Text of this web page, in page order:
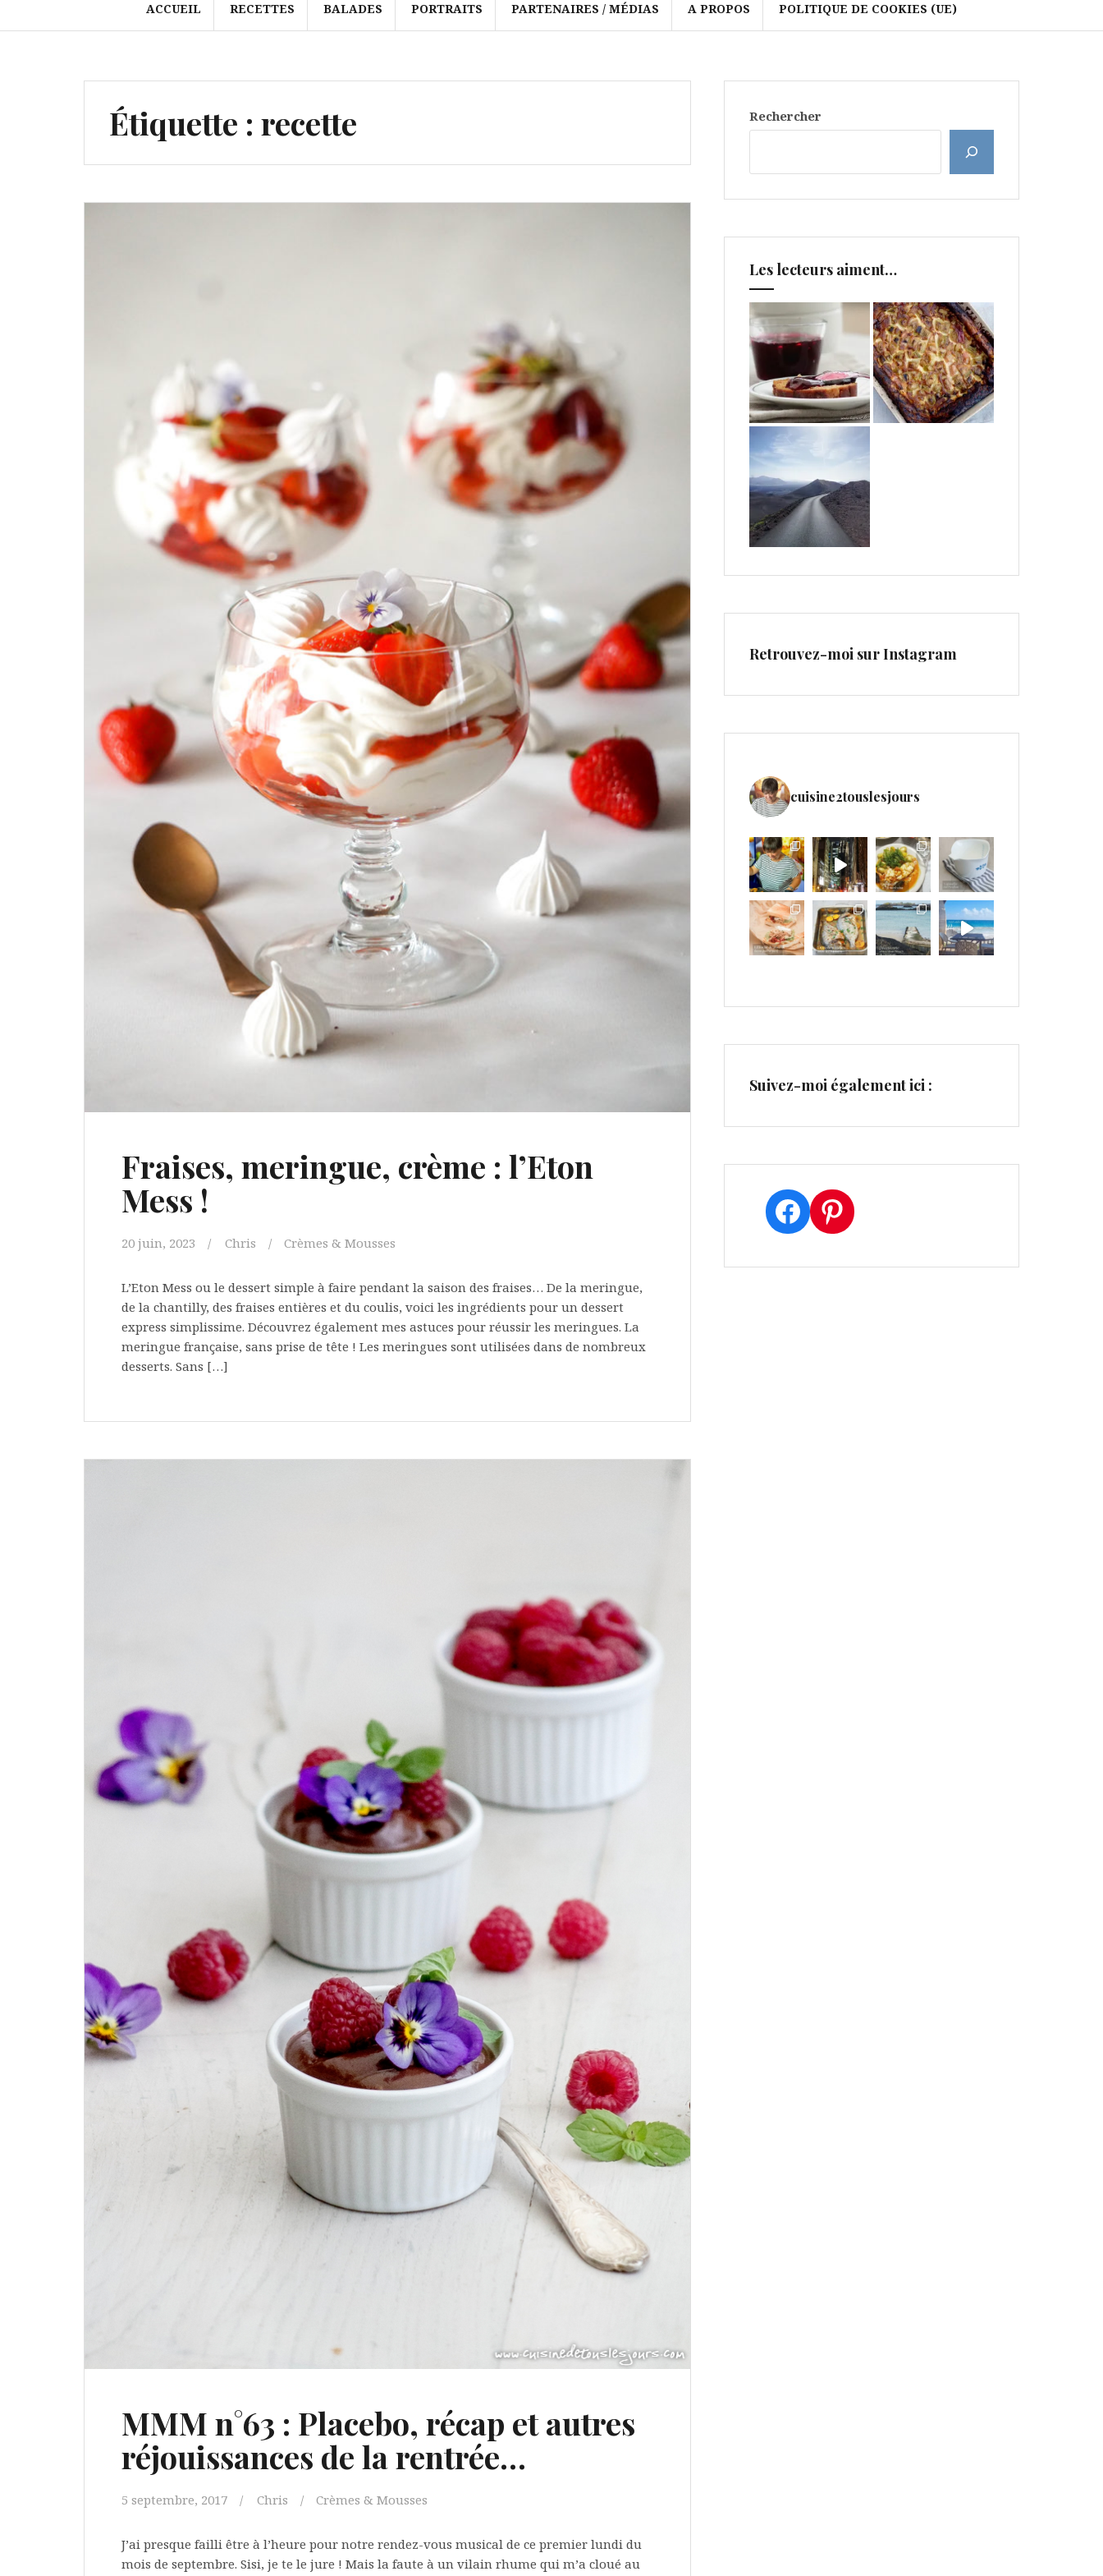
ACCUEIL RECETTES BALADES PORTRAITS PARTENAIRES / MÉDIAS A PROPOS POLITIQUE DE COOKIES (UE)
Étiquette : recette
Fraises, meringue, crème : l’Eton
Mess !
20 juin, 2023 Chris Crèmes & Mousses
L’Eton Mess ou le dessert simple à faire pendant la saison des fraises… De la meringue,
de la chantilly, des fraises entières et du coulis, voici les ingrédients pour un dessert
express simplissime. Découvrez également mes astuces pour réussir les meringues. La
meringue française, sans prise de tête ! Les meringues sont utilisées dans de nombreux
desserts. Sans […]
MMM n°63 : Placebo, récap et autres
réjouissances de la rentrée…
5 septembre, 2017 Chris Crèmes & Mousses
J’ai presque failli être à l’heure pour notre rendez-vous musical de ce premier lundi du
mois de septembre. Sisi, je te le jure ! Mais la faute à un vilain rhume qui m’a cloué au
Rechercher
Les lecteurs aiment…
Retrouvez-moi sur Instagram
cuisine2touslesjours
Suivez-moi également ici :
Facebook
Pinterest